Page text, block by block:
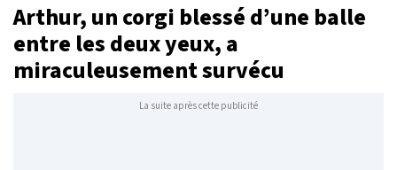
Arthur, un corgi blessé d’une balle
entre les deux yeux, a
miraculeusement survécu
La suite après cette publicité